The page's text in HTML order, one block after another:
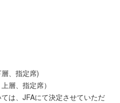
、指定席)
層、指定席）
は、JFAにて決定させていただ